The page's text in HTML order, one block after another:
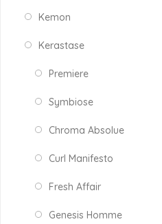
Kemon
Kerastase
Premiere
Symbiose
Chroma Absolue
Curl Manifesto
Fresh Affair
Genesis Homme